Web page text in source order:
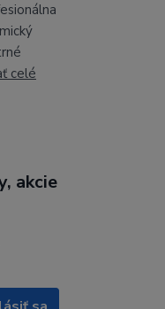
celé
akcie